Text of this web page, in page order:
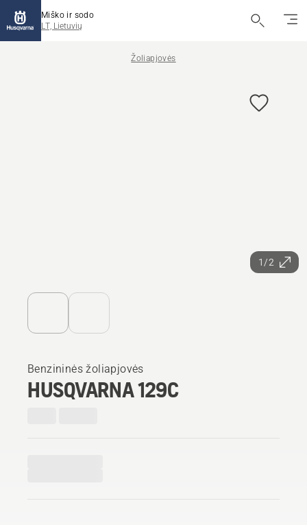
Miško ir sodo
LT, Lietuvių
Žoliapjovės
1/2
Benzininės žoliapjovės
HUSQVARNA 129C